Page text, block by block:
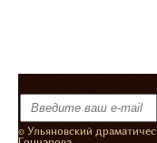
© Ульяновский